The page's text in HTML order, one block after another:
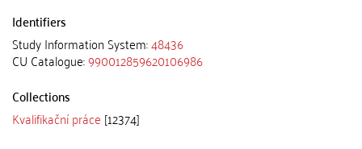
Identifiers
Study Information System:48436
CU Catalogue:990012859620106986
Collections
Kvalifikační práce [12374]